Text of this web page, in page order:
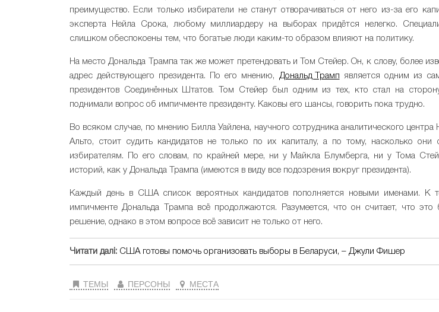
преимущество. Если только избиратели не станут отворачиваться от него из-за его
эксперта Нейла Срока, любому миллиардеру на выборах придётся нелегко.
слишком обеспокоены тем, что богатые люди каким-то образом влияют на политику.
На место Дональда Трампа так же может претендовать и Том Стейер. Он, к слову, более
адрес действующего президента. По его мнению, Дональд Трамп является одним из
президентов Соединённых Штатов. Том Стейер был одним из тех, кто стал на
поднимали вопрос об импичменте президенту. Каковы его шансы, говорить пока трудно.
Во всяком случае, по мнению Билла Уайлена, научного сотрудника аналитического центра
Альто, стоит судить кандидатов не только по их капиталу, а по тому, насколько они
избирателям. По его словам, по крайней мере, ни у Майкла Блумберга, ни у Тома
историй, как у Дональда Трампа (имеются в виду все подозрения вокруг президента).
Каждый день в США список вероятных кандидатов пополняется новыми именами. К
импичменте Дональда Трампа всё продолжаются. Разумеется, что он считает, что
решение, однако в этом вопросе всё зависит не только от него.
Читати далі: США готовы помочь организовать выборы в Беларуси, – Джули Фишер
ТЕМЫ ПЕРСОНЫ МЕСТА